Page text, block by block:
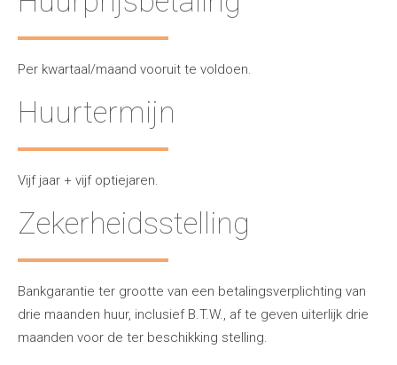
Per kwartaal/maand vooruit te voldoen.
Huurtermijn
Vijf jaar + vijf optiejaren.
Zekerheidsstelling
Bankgarantie ter grootte van een betalingsverplichting van
drie maanden huur, inclusief B.T.W., af te geven uiterlijk drie
maanden voor de ter beschikking stelling.